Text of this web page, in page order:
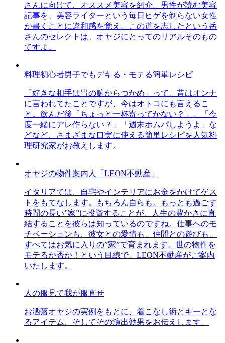
さんに向けて、オススメ美容を紹介。男性が読む美容
記事を、美容ライターという毎日ヒゲを剃らない女性
が書くことに違和感を覚え、この道を志したという岳
さんのセレクトは、オヤジにとってのリアルそのもの
ですよ。
料理初心者男子でもデキる・モテる簡単レシピ
「好きな相手は胃の腑からつかめ」って、昔はオンナ
に言われてたことですが、今はオトコにも言えるこ
と。飲んだ後「ちょっと一杯寄ってかない？」、「今
度一緒にアレ作らない？」「週末ホムパしようよ」な
どなど、さまざまな口実に使える簡単レシピを人気料
理研究家がお教えします。
オヤジの物件案内人「LEON不動産」
イタリアでは、自宅やインテリアにお金をかけてゲス
トをもてなします。もちろん自らも。もっとも過ごす
時間の長い”家”に投資することが、人生の豊かさに直
結することを彼らは知っているのですね。仕事へのモ
チベーションも、彼女との愛情も、仲間との遊びも、
すべてはお気に入りの”家”で育まれます。世の物件を
モテるか否か！という目線で、LEON不動産がご案内
いたします。
人の服見て我が服直せ
お洒落オヤジの実例をもとに、着こなし術とキーとな
るアイテム、そしてその演出効果をお伝えします。